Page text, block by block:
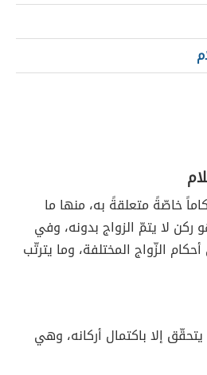
خاصّةً متعلقةً به، منها ما
ركن لا يتمّ الزواج بدونه، وفي
الزّواج المختلفة، وما يترتّب
إلا باكتمال أركانه، وهي